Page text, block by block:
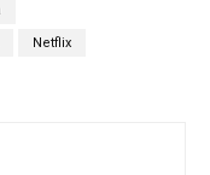
Netflix